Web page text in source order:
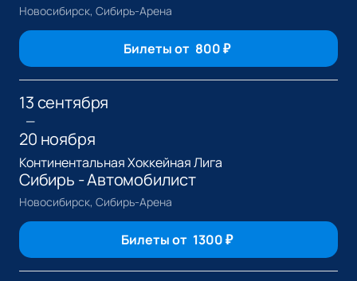
Новосибирск, Сибирь-Арена
Билеты от 800₽
13 сентября
—
20 ноября
Континентальная Хоккейная Лига
Сибирь - Автомобилист
Новосибирск, Сибирь-Арена
Билеты от 1300₽